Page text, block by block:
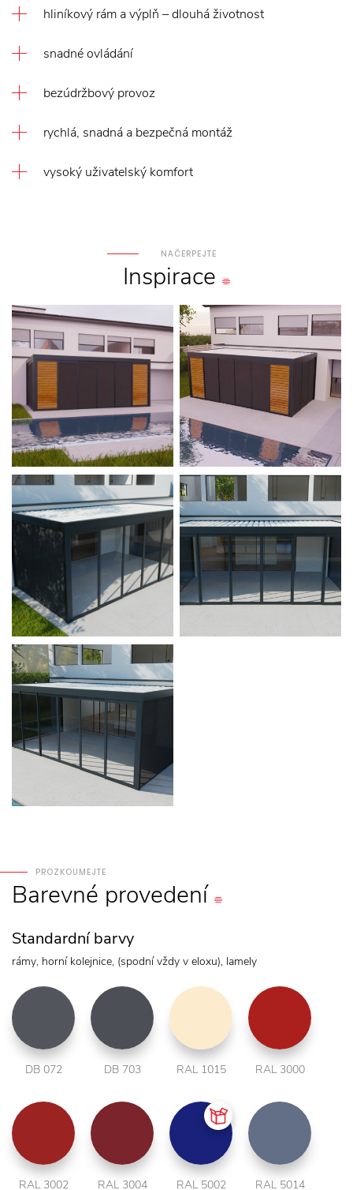
hliníkový rám a výplň – dlouhá životnost
snadné ovládání
bezúdržbový provoz
rychlá, snadná a bezpečná montáž
vysoký uživatelský komfort
NAČERPEJTE
Inspirace
PROZKOUMEJTE
Barevné provedení
Standardní barvy
rámy, horní kolejnice, (spodní vždy v eloxu), lamely
DB 072 DB 703 RAL 1015 RAL 3000
RAL 3002 RAL 3004 RAL 5002 RAL 5014